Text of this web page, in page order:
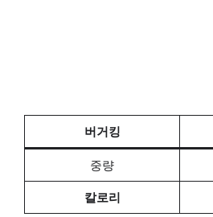
버거킹
중량
칼로리